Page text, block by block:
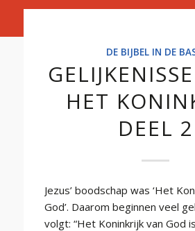
DE BIJBEL IN DE
HET
DEEL 2
Jezus’ boodschap was ‘Het
God’. Daarom beginnen veel
volgt: “Het Koninkrijk van God is